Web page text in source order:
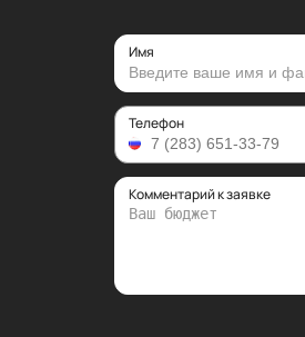
Имя
Телефон
Комментарий к заявке